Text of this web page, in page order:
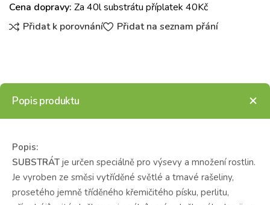
Cena dopravy: Za 40l substrátu příplatek 40Kč
Přidat k porovnání
Přidat na seznam přání
Popis produktu
Popis:
SUBSTRÁT je určen speciálně pro výsevy a množení rostlin.
Je vyroben ze směsi vytříděné světlé a tmavé rašeliny,
prosetého jemně tříděného křemičitého písku, perlitu,